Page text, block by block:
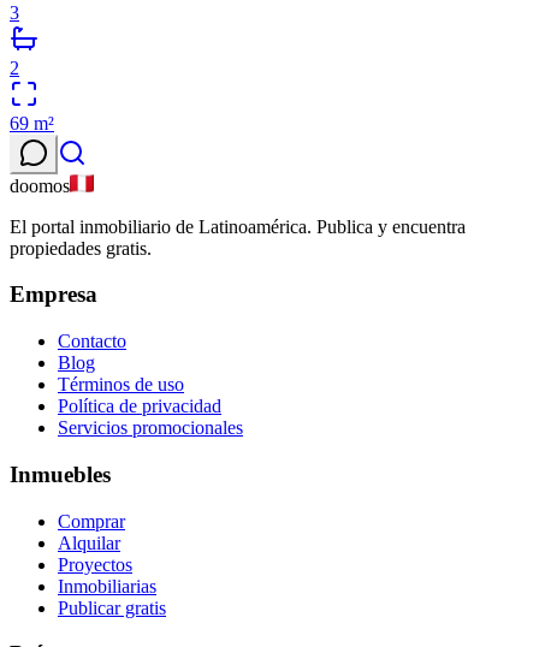
3
2
69 m²
doomos
El portal inmobiliario de Latinoamérica. Publica y encuentra
propiedades gratis.
Empresa
Contacto
Blog
Términos de uso
Política de privacidad
Servicios promocionales
Inmuebles
Comprar
Alquilar
Proyectos
Inmobiliarias
Publicar gratis